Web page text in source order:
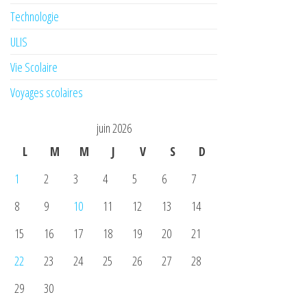
Technologie
ULIS
Vie Scolaire
Voyages scolaires
juin 2026
L
M M J V S
D
1
2 3 4 5 6
7
8
9 10 11 12 13
14
15
16 17 18 19 20
21
22
23 24 25 26 27
28
29
30